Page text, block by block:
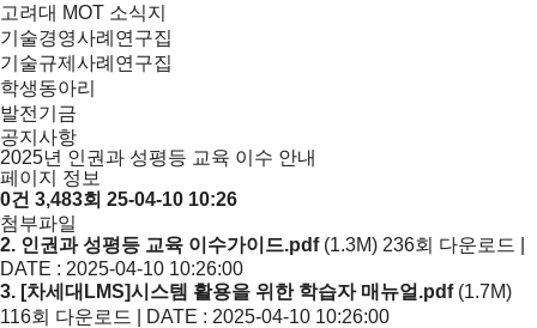
고려대 MOT 소식지
기술경영사례연구집
기술규제사례연구집
학생동아리
발전기금
공지사항
2025년 인권과 성평등 교육 이수 안내
페이지 정보
0건 3,483회 25-04-10 10:26
첨부파일
2. 인권과 성평등 교육 이수가이드.pdf (1.3M) 236회 다운로드 |
DATE : 2025-04-10 10:26:00
3. [차세대LMS]시스템 활용을 위한 학습자 매뉴얼.pdf (1.7M)
116회 다운로드 | DATE : 2025-04-10 10:26:00